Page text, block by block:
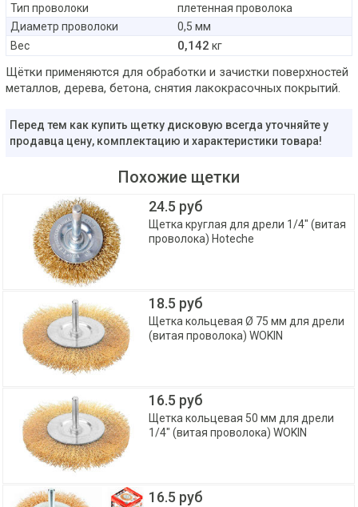
Тип проволоки
плетенная проволока
Диаметр проволоки
0,5 мм
Вес
0,142 кг
Щётки применяются для обработки и зачистки поверхностей
металлов, дерева, бетона, снятия лакокрасочных покрытий.
Перед тем как купить щетку дисковую всегда уточняйте у
продавца цену, комплектацию и характеристики товара!
Похожие щетки
24.5 руб
Щетка круглая для дрели 1/4" (витая
проволока) Hoteche
18.5 руб
Щетка кольцевая Ø 75 мм для дрели
(витая проволока) WOKIN
16.5 руб
Щетка кольцевая 50 мм для дрели
1/4" (витая проволока) WOKIN
16.5 руб